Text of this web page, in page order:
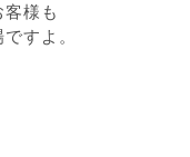
様も
すよ。